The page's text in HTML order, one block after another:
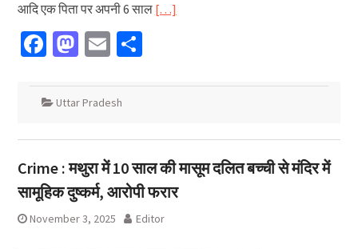
आदि एक पिता पर अपनी 6 साल […]
Facebook
Mastodon
EmailShare
Uttar Pradesh
Crime : मथुरा में 10 साल की मासूम दलित बच्ची से मंदिर में
सामूहिक दुष्कर्म, आरोपी फरार
November 3, 2025 Editor